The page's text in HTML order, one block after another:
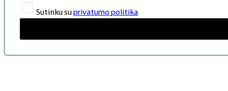
Sutinku suprivatumo politika